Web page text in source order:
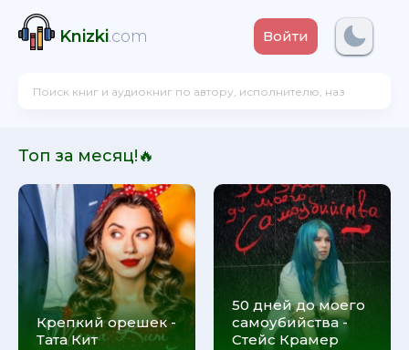
Knizki.com Войти
Топ за месяц!🔥
Крепкий орешек -
Тата Кит
50 дней до моего
самоубийства -
Стейс Крамер